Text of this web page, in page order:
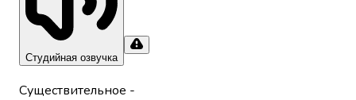
Студийная озвучка
Существительное -